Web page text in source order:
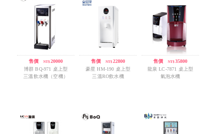
售價 /NT$20000
博群 BQ-971 桌上型
三溫飲水機（空機）
售價 /NT$22800
豪星 HM-190 桌上型
三溫RO飲水機
售價 /NT$35800
龍泉 LC-7871 桌上型
氣泡水機